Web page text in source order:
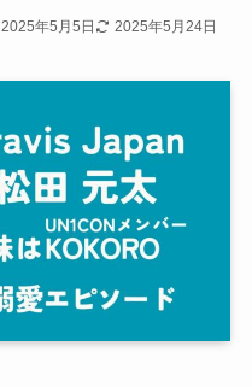
2025年5月5日 2025年5月24日